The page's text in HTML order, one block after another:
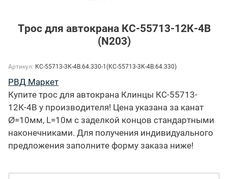
Трос для автокрана КС-55713-12К-4В
(N203)
Артикул: КС-55713-3К-4В.64.330-1(КС-55713-3К-4В.64.330)
РВД Маркет
Купите трос для автокрана Клинцы КС-55713-
12К-4В у производителя! Цена указана за канат
Ø=10мм, L=10м с заделкой концов стандартными
наконечниками. Для получения индивидуального
предложения заполните форму заказа ниже!